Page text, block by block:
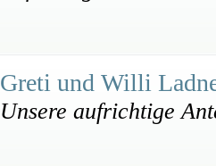
Greti und Willi
Unsere aufrichtige